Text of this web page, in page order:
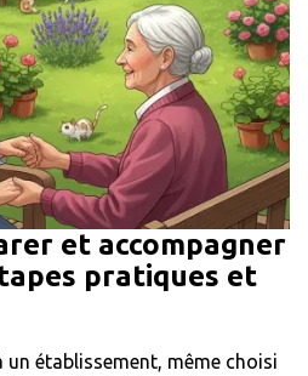
et accompagner
pratiques et
un établissement, même choisi